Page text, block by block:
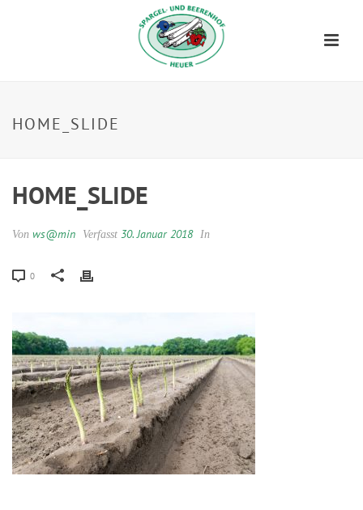
HOME_SLIDE
HOME_SLIDE
Von ws@min Verfasst 30. Januar 2018 In
0